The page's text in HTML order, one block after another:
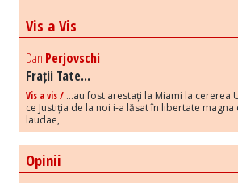
Vis a Vis
Dan Perjovschi
Frații Tate...
Vis a vis / ...au fost arestați la Miami la cererea
ce Justiția de la noi i-a lăsat în libertate magna
laudae,
Opinii